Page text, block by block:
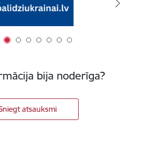
bija noderīga?
atsauksmi